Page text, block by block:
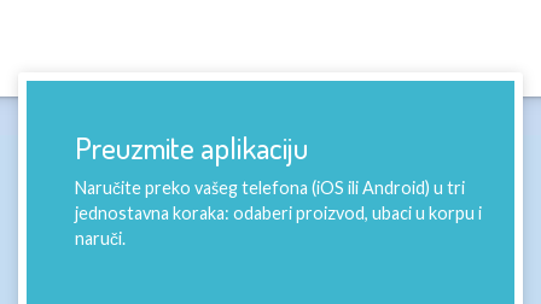
Preuzmite aplikaciju
Naručite preko vašeg telefona (iOS ili Android) u tri
jednostavna koraka: odaberi proizvod, ubaci u korpu i
naruči.